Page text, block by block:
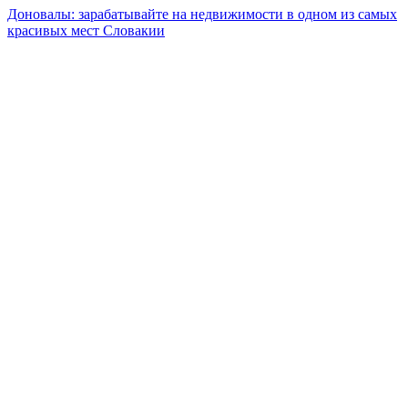
Доновалы: зарабатывайте на недвижимости в одном из самых
красивых мест Словакии